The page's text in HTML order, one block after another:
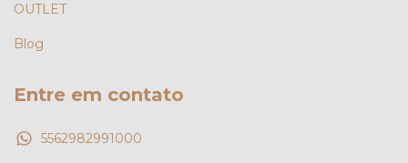
OUTLET
Blog
Entre em contato
5562982991000